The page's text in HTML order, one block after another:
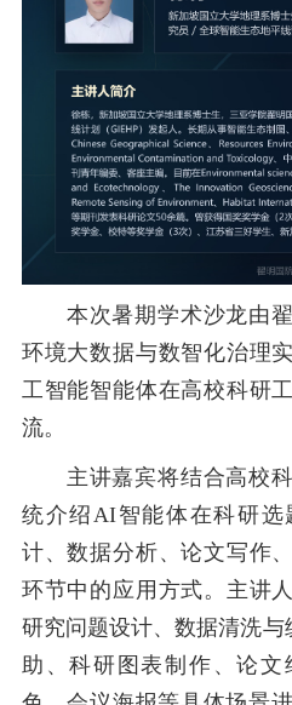
本次暑期学术沙龙由
环境大数据与数智化治理
工智能智能体在高校科研
流。
主讲嘉宾将结合高校科
统介绍 AI智能体在科研选
计、数据分析、论文写作
环节中的应用方式。主讲
研究问题设计、数据清洗与
助、科研图表制作、论